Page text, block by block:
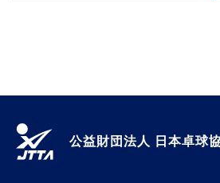
公益財団法人 日本卓球